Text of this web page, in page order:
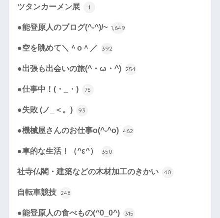
ツタンカーメン展 1
●能登原人のブログ(^-^)/~ 1,649
●空を眺めて＼＾o＾／ 392
●出張も出会いの旅(^・ω・^) 254
●仕事中！(・_・) 75
●失敗 (ノ_＜。) 93
●機械屋さんのお仕事o(^-^o) 462
●車的な生活！（^ε^） 350
社寺仏閣・建築などの木材加工のきかい 40
自転車競技 248
●能登原人の食べもの(^0_0^) 315